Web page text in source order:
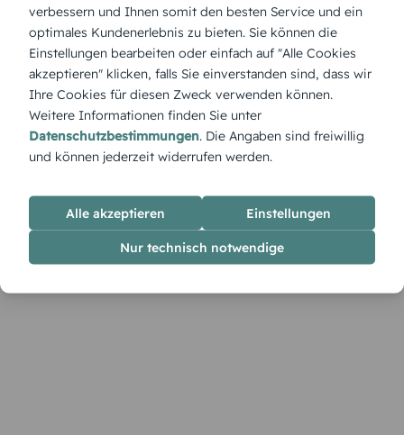
Produktbeschreibung
Ein Moment, eingefangen für die Ewigkeit: Mit der Karte
„Schnappschuss“ wird die Einladung selbst zur Erinnerung.
Persönlich, modern und perfekt für ein feierliches
Geburtstagsfoto-Statement.
verbessern und Ihnen somit den besten Service und ein
optimales Kundenerlebnis zu bieten. Sie können die
Einstellungen bearbeiten oder einfach auf "Alle Cookies
akzeptieren" klicken, falls Sie einverstanden sind, dass wir
Ihre Cookies für diesen Zweck verwenden können.
Weitere Informationen finden Sie unter
Datenschutzbestimmungen. Die Angaben sind freiwillig
und können jederzeit widerrufen werden.
Alle akzeptieren Einstellungen
Nur technisch notwendige